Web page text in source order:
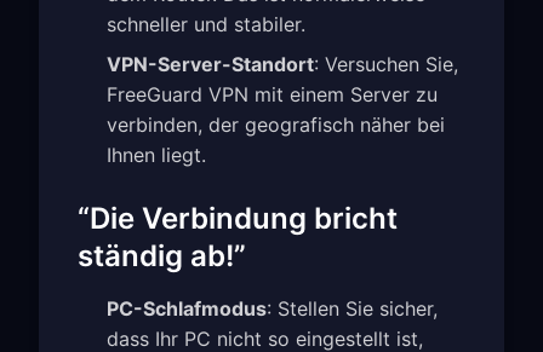
schneller und stabiler.
VPN-Server-Standort: Versuchen Sie,
FreeGuard VPN mit einem Server zu
verbinden, der geografisch näher bei
Ihnen liegt.
“Die Verbindung bricht
ständig ab!”
PC-Schlafmodus: Stellen Sie sicher,
dass Ihr PC nicht so eingestellt ist,